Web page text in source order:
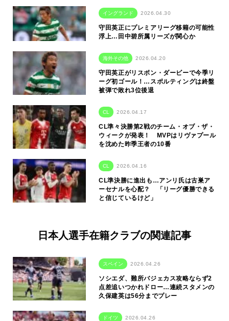
イングランド 2026.04.30
守田英正にプレミアリーグ移籍の可能性
浮上…田中碧所属リーズが関心か
海外その他 2026.04.20
守田英正がリスボン・ダービーで今季リ
ーグ初ゴール！…スポルティングは終盤
被弾で敗れ3位後退
CL 2026.04.17
CL準々決勝第2戦のチーム・オブ・ザ・
ウィークが発表！ MVPはリヴァプール
を沈めた昨季王者の10番
CL 2026.04.16
CL準決勝に進出も…アンリ氏は古巣ア
ーセナルを心配？ 「リーグ優勝できる
と信じているけど」
日本人選手在籍クラブの関連記事
スペイン 2026.04.26
ソシエダ、難所バジェカス攻略ならず2
点差追いつかれドロー…連続スタメンの
久保建英は56分までプレー
ドイツ 2026.04.26